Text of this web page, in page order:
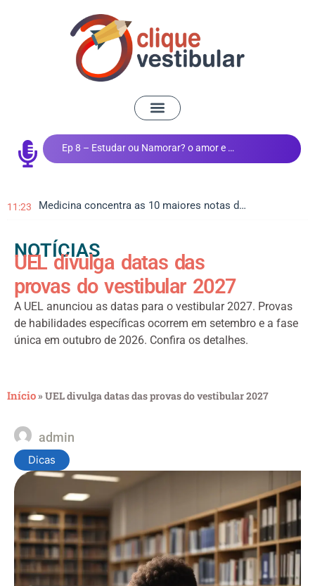
Ep 8 – Estudar ou Namorar? o amor e os estudos
11:23 Medicina concentra as 10 maiores notas do Vestibular de Inverno da UEM
NOTÍCIAS
UEL divulga datas das
provas do vestibular 2027
A UEL anunciou as datas para o vestibular 2027. Provas
de habilidades específicas ocorrem em setembro e a fase
única em outubro de 2026. Confira os detalhes.
Início»UEL divulga datas das provas do vestibular 2027
admin
Dicas